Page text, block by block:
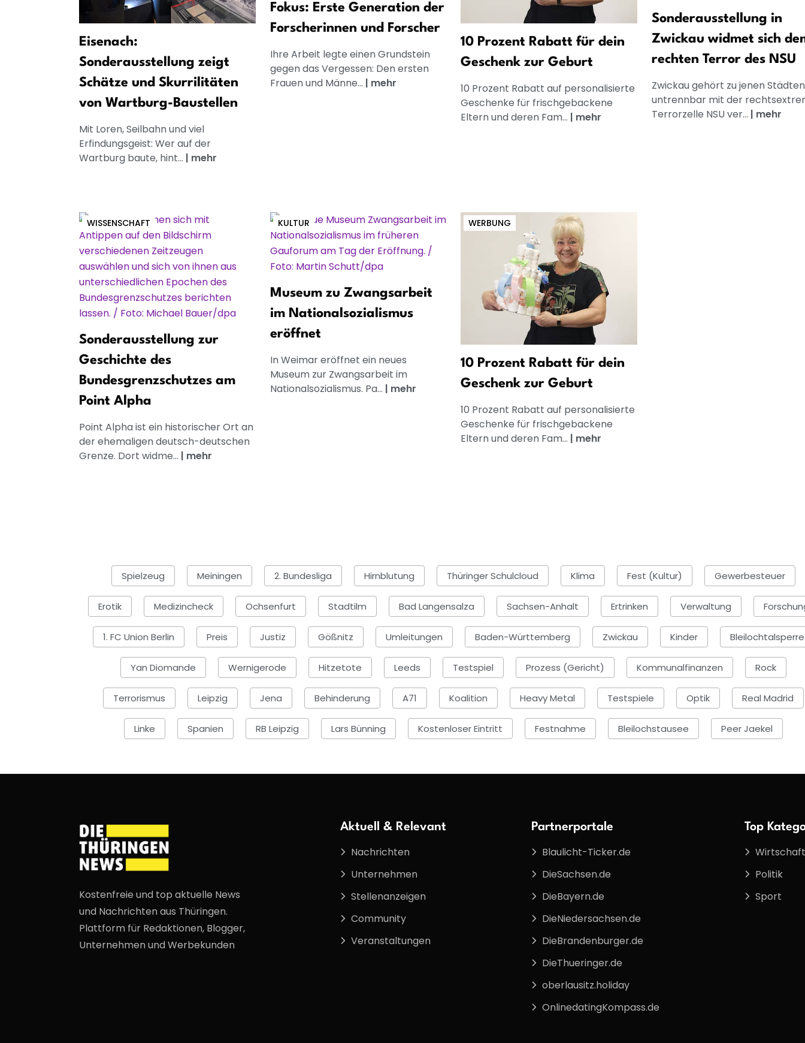
Eisenach:
Sonderausstellung zeigt
Schätze und Skurrilitäten
von Wartburg-Baustellen
Mit Loren, Seilbahn und viel
Erfindungsgeist: Wer auf der
Wartburg baute, hint... | mehr
Fokus: Erste Generation der
Forscherinnen und Forscher
Ihre Arbeit legte einen Grundstein
gegen das Vergessen: Den ersten
Frauen und Männe... | mehr
10 Prozent Rabatt für dein
Geschenk zur Geburt
10 Prozent Rabatt auf personalisierte
Geschenke für frischgebackene
Eltern und deren Fam... | mehr
Sonderausstellung in
Zwickau widmet sich
rechten Terror des NSU
Zwickau gehört zu jenen
untrennbar mit der
Terrorzelle NSU ver... | mehr
WISSENSCHAFT
Sonderausstellung zur
Geschichte des
Bundesgrenzschutzes am
Point Alpha
Point Alpha ist ein historischer Ort an
der ehemaligen deutsch-deutschen
Grenze. Dort widme... | mehr
KULTUR
Museum zu Zwangsarbeit
im Nationalsozialismus
eröffnet
In Weimar eröffnet ein neues
Museum zur Zwangsarbeit im
Nationalsozialismus. Pa... | mehr
WERBUNG
10 Prozent Rabatt für dein
Geschenk zur Geburt
10 Prozent Rabatt auf personalisierte
Geschenke für frischgebackene
Eltern und deren Fam... | mehr
Spielzeug Meiningen 2. Bundesliga Hirnblutung Thüringer Schulcloud Klima Fest (Kultur) Gewerbesteuer
Erotik Medizincheck Ochsenfurt Stadtilm Bad Langensalza Sachsen-Anhalt Ertrinken Verwaltung
1. FC Union Berlin Preis Justiz Gößnitz Umleitungen Baden-Württemberg Zwickau Kinder Bleilochtalsperre
Yan Diomande Wernigerode Hitzetote Leeds Testspiel Prozess (Gericht) Kommunalfinanzen Rock
Terrorismus Leipzig Jena Behinderung A71 Koalition Heavy Metal Testspiele Optik Real Madrid
Linke Spanien RB Leipzig Lars Bünning Kostenloser Eintritt Festnahme Bleilochstausee Peer Jaekel
Kostenfreie und top aktuelle News
und Nachrichten aus Thüringen.
Plattform für Redaktionen, Blogger,
Unternehmen und Werbekunden
Aktuell & Relevant
Nachrichten
Unternehmen
Stellenanzeigen
Community
Veranstaltungen
Partnerportale
Blaulicht-Ticker.de
DieSachsen.de
DieBayern.de
DieNiedersachsen.de
DieBrandenburger.de
DieThueringer.de
oberlausitz.holiday
OnlinedatingKompass.de
Top
Wirtschaft
Politik
Sport